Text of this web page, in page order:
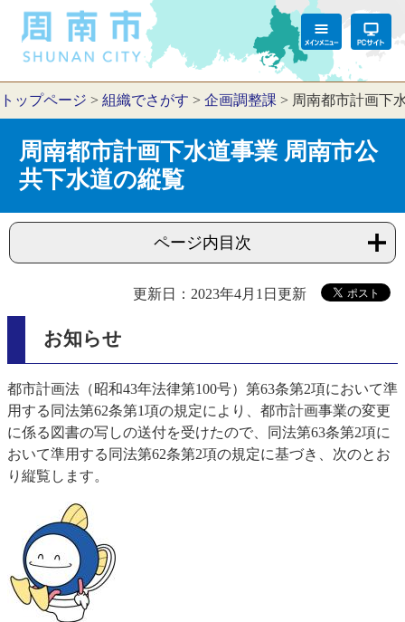
トップページ > 組織でさがす > 企画調整課 > 周南都市計画下
周南都市計画下水道事業 周南市公
共下水道の縦覧
ページ内目次
更新日：2023年4月1日更新
お知らせ
都市計画法（昭和43年法律第100号）第63条第2項において準
用する同法第62条第1項の規定により、都市計画事業の変更
に係る図書の写しの送付を受けたので、同法第63条第2項に
おいて準用する同法第62条第2項の規定に基づき、次のとお
り縦覧します。